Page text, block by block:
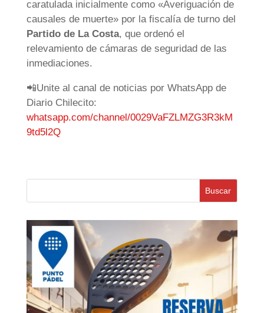
caratulada inicialmente como «Averiguación de
causales de muerte» por la fiscalía de turno del
Partido de La Costa, que ordenó el
relevamiento de cámaras de seguridad de las
inmediaciones.
📲Unite al canal de noticias por WhatsApp de
Diario Chilecito:
whatsapp.com/channel/0029VaFZLMZG3R3kM
9td5l2Q
Buscar